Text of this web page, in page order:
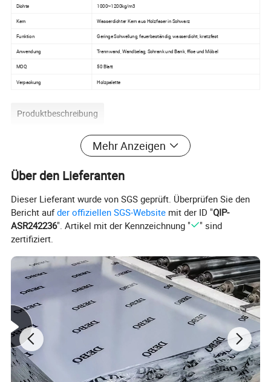
Dichte 1000~1200kg/m3
Kern Wasserdichter Kern aus Holzfaser in Schwarz
Funktion Geringe Schwellung, feuerbeständig, wasserdicht, kratzfest
Anwendung Trennwand, Wandbelag, Schrank und Bank, ffice und Möbel
MOQ 50 Blatt
Verpackung Holzpalette
Produktbeschreibung
Mehr Anzeigen
Über den Lieferanten
Dieser Lieferant wurde von SGS geprüft. Überprüfen Sie den
Bericht aufder offiziellen SGS-Website mit der ID "QIP-
ASR242236". Artikel mit der Kennzeichnung "
" sind
zertifiziert.